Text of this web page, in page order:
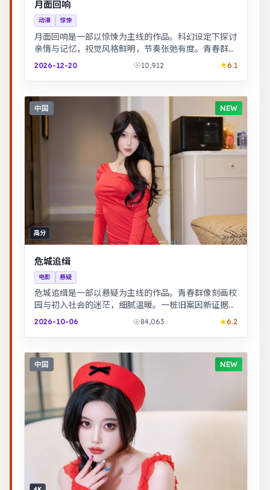
月面回响
动漫 惊悚
月面回响是一部以惊悚为主线的作品。科幻设定下探讨
亲情与记忆，视觉风格鲜明，节奏张弛有度。青春群像
刻画校园与初入社会的迷茫，细腻温暖。
2026-12-20 10,912 6.1
中国 NEW
高分
危城追缉
电影 悬疑
危城追缉是一部以悬疑为主线的作品。青春群像刻画校
园与初入社会的迷茫，细腻温暖。一桩旧案因新证据重
启调查，真相远比表面更加残酷。
2026-10-06 84,063 6.2
中国 NEW